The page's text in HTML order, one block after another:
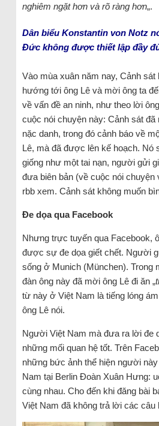
nghiêm ngặt hơn và rõ ràng hơn„.
Dân biểu Konstantin von Notz
Đức không được thiết lập đầy
Vào mùa xuân năm nay, Cảnh
hướng tới ông Lê và mời ông ta
về vấn đề an ninh, như theo lời
cuộc nói chuyện này: Cảnh sát
nặc danh, trong đó cảnh báo về
Lê, mà đã được lên kế hoạch. Nó
giống như một tai nạn, người gửi
đưa biên bản (về cuộc nói chuyện
rbb xem. Cảnh sát không muốn
Đe dọa qua Facebook
Nhưng trực tuyến qua Facebook,
được sự đe dọa giết chết. Người
sống ở Munich (München). Trong
đàn ông này đã mời ông Lê đi ăn „
từ này ở Việt Nam là tiếng lóng ám
ông Lê nói.
Người Việt Nam mà đưa ra lời đe
những mối quan hệ tốt. Trên
những bức ảnh thể hiện người
Nam tại Berlin Đoàn Xuân Hưng:
cùng nhau. Cho đến khi đăng bài
Việt Nam đã không trả lời các câu